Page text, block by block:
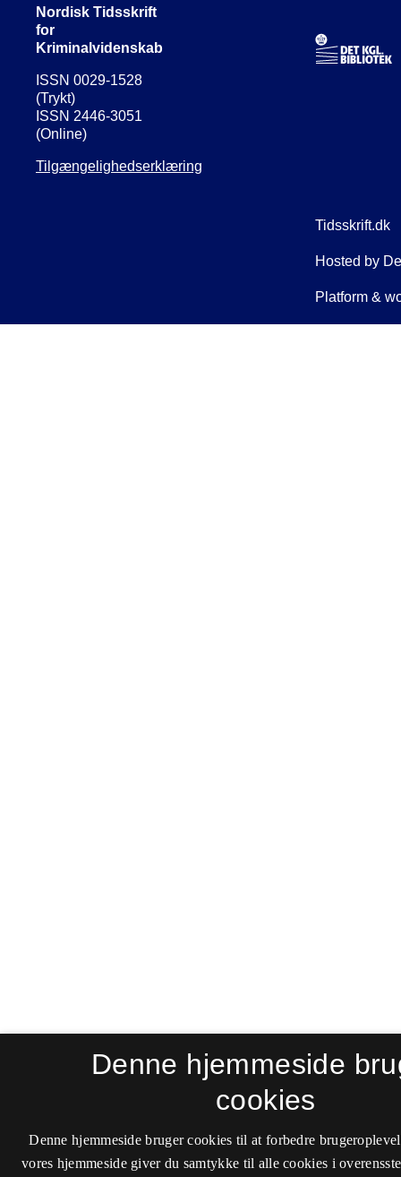
Nordisk Tidsskrift
for
Kriminalvidenskab
ISSN 0029-1528
(Trykt)
ISSN 2446-3051
(Online)
Tilgængelighedserklæring
Denne hjemmeside
cookies
Denne hjemmeside bruger cookies til at forbedre
vores hjemmeside giver du samtykke til alle cookies i